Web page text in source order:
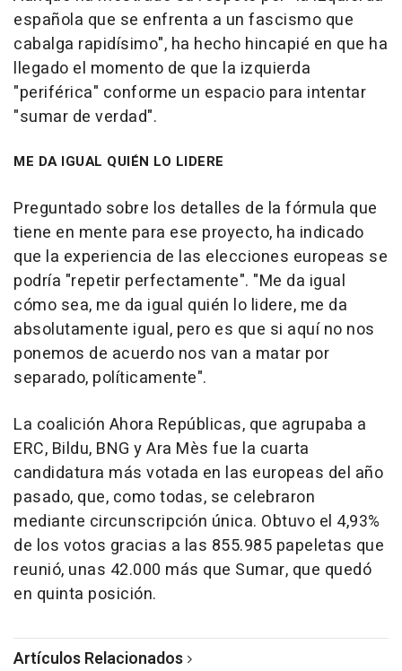
española que se enfrenta a un fascismo que
cabalga rapidísimo", ha hecho hincapié en que ha
llegado el momento de que la izquierda
"periférica" conforme un espacio para intentar
"sumar de verdad".
ME DA IGUAL QUIÉN LO LIDERE
Preguntado sobre los detalles de la fórmula que
tiene en mente para ese proyecto, ha indicado
que la experiencia de las elecciones europeas se
podría "repetir perfectamente". "Me da igual
cómo sea, me da igual quién lo lidere, me da
absolutamente igual, pero es que si aquí no nos
ponemos de acuerdo nos van a matar por
separado, políticamente".
La coalición Ahora Repúblicas, que agrupaba a
ERC, Bildu, BNG y Ara Mès fue la cuarta
candidatura más votada en las europeas del año
pasado, que, como todas, se celebraron
mediante circunscripción única. Obtuvo el 4,93%
de los votos gracias a las 855.985 papeletas que
reunió, unas 42.000 más que Sumar, que quedó
en quinta posición.
Artículos Relacionados